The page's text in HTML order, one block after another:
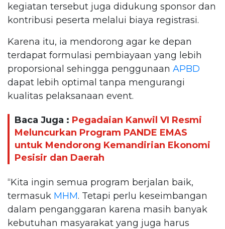
kegiatan tersebut juga didukung sponsor dan
kontribusi peserta melalui biaya registrasi.
Karena itu, ia mendorong agar ke depan
terdapat formulasi pembiayaan yang lebih
proporsional sehingga penggunaan APBD
dapat lebih optimal tanpa mengurangi
kualitas pelaksanaan event.
Baca Juga : Pegadaian Kanwil VI Resmi
Meluncurkan Program PANDE EMAS
untuk Mendorong Kemandirian Ekonomi
Pesisir dan Daerah
“Kita ingin semua program berjalan baik,
termasuk MHM. Tetapi perlu keseimbangan
dalam penganggaran karena masih banyak
kebutuhan masyarakat yang juga harus